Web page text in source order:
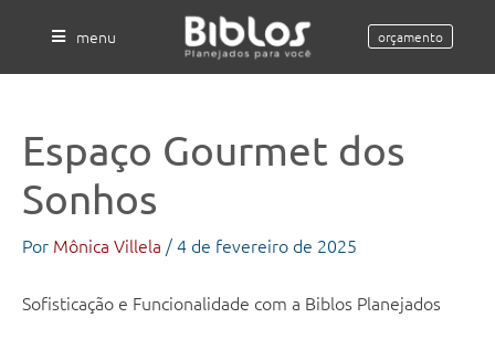
conteúdo
menu orçamento
Espaço Gourmet dos
Sonhos
Por Mônica Villela /4 de fevereiro de 2025
Sofisticação e Funcionalidade com a Biblos Planejados